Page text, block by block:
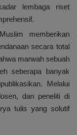
lembaga riset
memberikan
secara total
marwah sebuah
seberapa banyak
Melalui
dan peneliti di
tulis yang solutif